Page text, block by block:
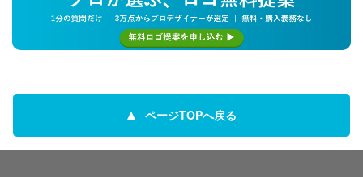
ページTOPへ戻る